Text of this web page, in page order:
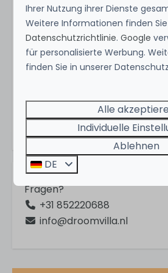
Familiehuizen
In der Gegend
Close to city
Beach
Dunes
Coast
At small-scale park
Einrichtungen
Playground
Charging station for electric
Für Kinder
Energie-Label:
Fragen?
+31 852220688
info@droomvilla.nl
Ihrer Nutzung ihrer Dienste
Weitere Informationen finden
Datenschutzrichtlinie.Google
für personalisierte Werbung.
finden Sie in unserer
Alle
Individuelle
Ablehnen
DE